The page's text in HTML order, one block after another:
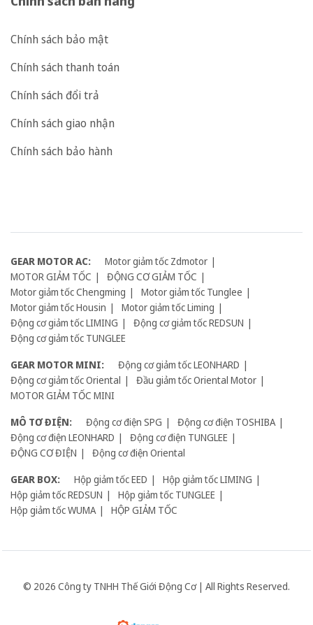
Chính sách bảo mật
Chính sách thanh toán
Chính sách đổi trả
Chính sách giao nhận
Chính sách bảo hành
GEAR MOTOR AC:
Motor giảm tốc Zdmotor
MOTOR GIẢM TỐC
ĐỘNG CƠ GIẢM TỐC
Motor giảm tốc Chengming
Motor giảm tốc Tunglee
Motor giảm tốc Housin
Motor giảm tốc Liming
Động cơ giảm tốc LIMING
Động cơ giảm tốc REDSUN
Động cơ giảm tốc TUNGLEE
GEAR MOTOR MINI:
Động cơ giảm tốc LEONHARD
Động cơ giảm tốc Oriental
Đầu giảm tốc Oriental Motor
MOTOR GIẢM TỐC MINI
MÔ TƠ ĐIỆN:
Động cơ điện SPG
Động cơ điện TOSHIBA
Động cơ điện LEONHARD
Động cơ điện TUNGLEE
ĐỘNG CƠ ĐIỆN
Động cơ điện Oriental
GEAR BOX:
Hộp giảm tốc EED
Hộp giảm tốc LIMING
Hộp giảm tốc REDSUN
Hộp giảm tốc TUNGLEE
Hộp giảm tốc WUMA
HỘP GIẢM TỐC
© 2026 Công ty TNHH Thế Giới Động Cơ | All Rights Reserved.